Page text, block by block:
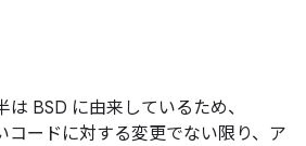
BSD に由来しているため、
コードに対する変更でない限り、ア